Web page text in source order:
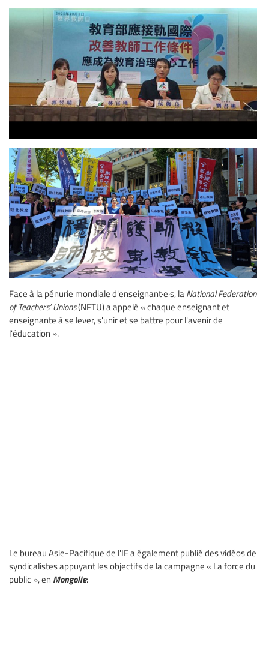
Face à la pénurie mondiale d'enseignant·e·s, la National Federation
of Teachers’ Unions(NFTU) a appelé « chaque enseignant et
enseignante à se lever, s'unir et se battre pour l'avenir de
l'éducation ».
Le bureau Asie-Pacifique de l'IE a également publié des vidéos de
syndicalistes appuyant les objectifs de la campagne « La force du
public », en Mongolie: